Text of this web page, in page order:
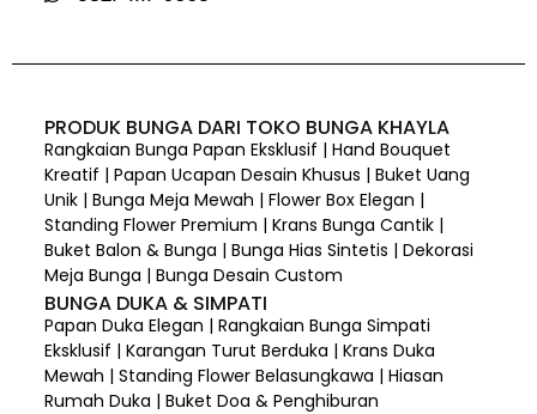
PRODUK BUNGA DARI TOKO BUNGA KHAYLA
Rangkaian Bunga Papan Eksklusif | Hand Bouquet
Kreatif | Papan Ucapan Desain Khusus | Buket Uang
Unik | Bunga Meja Mewah | Flower Box Elegan |
Standing Flower Premium | Krans Bunga Cantik |
Buket Balon & Bunga | Bunga Hias Sintetis | Dekorasi
Meja Bunga | Bunga Desain Custom
BUNGA DUKA & SIMPATI
Papan Duka Elegan | Rangkaian Bunga Simpati
Eksklusif | Karangan Turut Berduka | Krans Duka
Mewah | Standing Flower Belasungkawa | Hiasan
Rumah Duka | Buket Doa & Penghiburan